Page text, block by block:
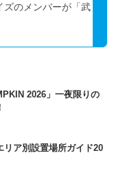
ズのメンバーが「武
2026」一夜限りの
リア別設置場所ガイド20